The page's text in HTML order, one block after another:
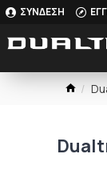
ΣΥΝΔΕΣΗ